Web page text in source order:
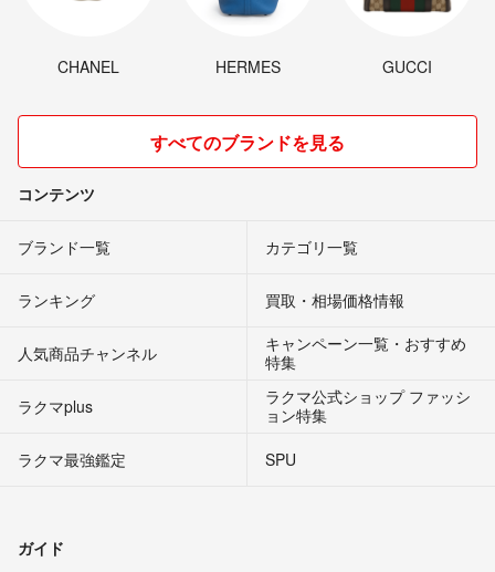
CHANEL HERMES GUCCI
すべてのブランドを見る
コンテンツ
ブランド一覧 カテゴリ一覧
ランキング 買取・相場価格情報
人気商品チャンネル
キャンペーン一覧・おすすめ
特集
ラクマplus
ラクマ公式ショップ ファッシ
ョン特集
ラクマ最強鑑定
SPU
ガイド